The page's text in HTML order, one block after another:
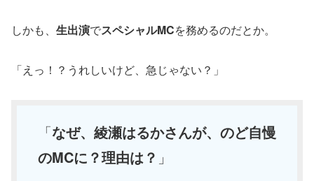
しかも、 生出演でスペシャルMCを務めるのだとか。
「えっ！？うれしいけど、急じゃない？」
「なぜ、綾瀬はるかさんが、のど自慢
のMCに？理由は？ 」